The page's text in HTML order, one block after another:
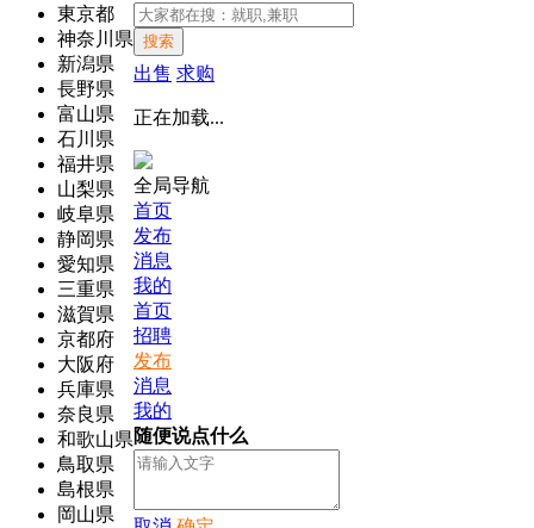
東京都
神奈川県
新潟県
長野県
富山県
石川県
福井県
山梨県
岐阜県
静岡県
愛知県
三重県
滋賀県
京都府
大阪府
兵庫県
奈良県
和歌山県
鳥取県
島根県
岡山県
搜索
出售 求购
正在加载...
全局导航
首页
发布
消息
我的
首页
招聘
发布
消息
我的
随便说点什么